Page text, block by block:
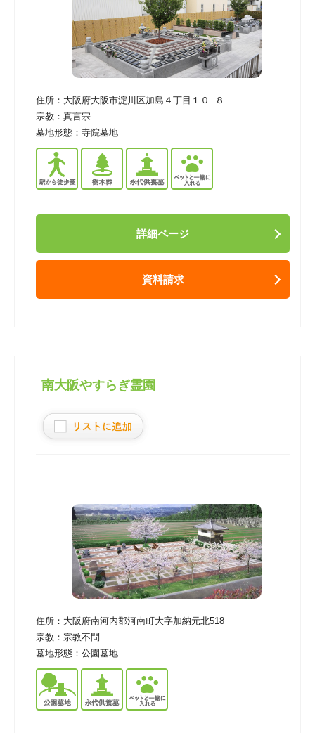
住所： 大阪府大阪市淀川区加島４丁目１０−８
宗教： 真言宗
墓地形態： 寺院墓地
詳細ページ
資料請求
南大阪やすらぎ霊園
住所： 大阪府南河内郡河南町大字加納元北518
宗教： 宗教不問
墓地形態： 公園墓地